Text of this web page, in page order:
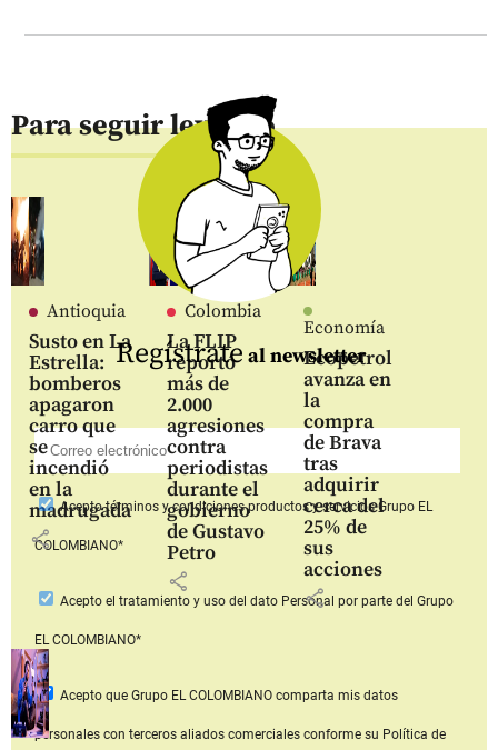
Para seguir leyendo
Antioquia
Susto en La
Estrella:
bomberos
apagaron
carro que
se
incendió
en la
madrugada
share
Colombia
La FLIP
reportó
más de
2.000
agresiones
contra
periodistas
durante el
gobierno
de Gustavo
Petro
share
Economía
Ecopetrol
avanza en
la
compra
de Brava
tras
adquirir
cerca del
25% de
sus
acciones
share
Regístrate al newsletter
Aceptotérminos y condiciones productos y serviciosGrupo EL
COLOMBIANO*
Acepto el tratamiento y uso del dato Personal por parte del Grupo
EL COLOMBIANO*
Acepto que Grupo EL COLOMBIANOcomparta mis datos
personales con terceros aliados comerciales conforme su Política de